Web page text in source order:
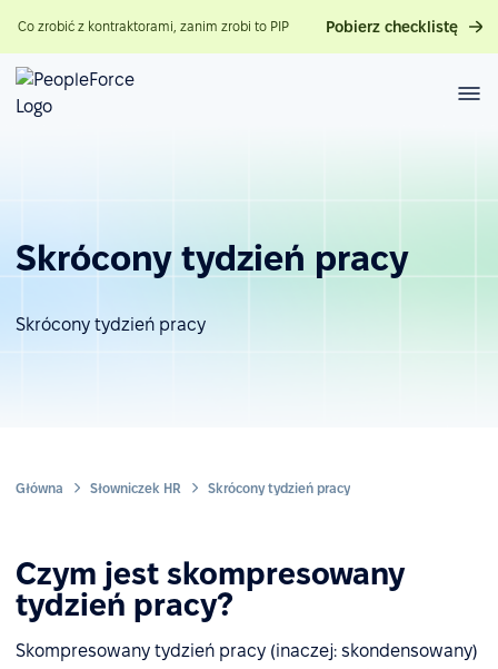
Co zrobić z kontraktorami, zanim zrobi to PIP Pobierz checklistę
Skrócony tydzień pracy
Skrócony tydzień pracy
Główna Słowniczek HR Skrócony tydzień pracy
Czym jest skompresowany
tydzień pracy?
Skompresowany tydzień pracy (inaczej: skondensowany)